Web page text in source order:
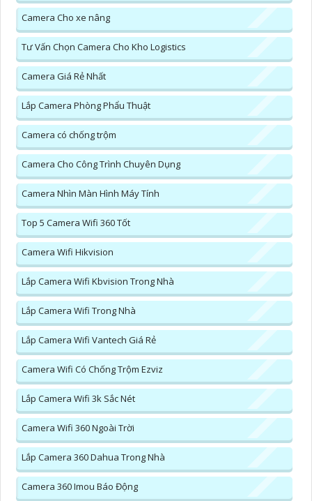
Camera Cho xe nâng
Tư Vấn Chọn Camera Cho Kho Logistics
Camera Giá Rẻ Nhất
Lắp Camera Phòng Phẩu Thuật
Camera có chống trộm
Camera Cho Công Trình Chuyên Dụng
Camera Nhìn Màn Hình Máy Tính
Top 5 Camera Wifi 360 Tốt
Camera Wifi Hikvision
Lắp Camera Wifi Kbvision Trong Nhà
Lắp Camera Wifi Trong Nhà
Lắp Camera Wifi Vantech Giá Rẻ
Camera Wifi Có Chống Trộm Ezviz
Lắp Camera Wifi 3k Sắc Nét
Camera Wifi 360 Ngoài Trời
Lắp Camera 360 Dahua Trong Nhà
Camera 360 Imou Báo Động